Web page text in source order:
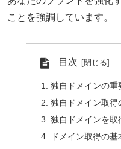
ことを強調しています。
目次
独自ドメインの重
独自ドメイン取得
独自ドメインを取
ドメイン取得の